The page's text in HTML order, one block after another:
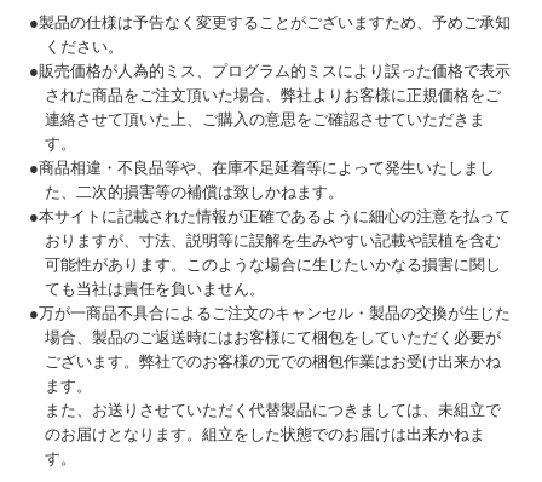
●製品の仕様は予告なく変更することがございますため、予めご承知
ください。
●販売価格が人為的ミス、プログラム的ミスにより誤った価格で表示
された商品をご注文頂いた場合、弊社よりお客様に正規価格をご
連絡させて頂いた上、ご購入の意思をご確認させていただきま
す。
●商品相違・不良品等や、在庫不足延着等によって発生いたしまし
た、二次的損害等の補償は致しかねます。
●本サイトに記載された情報が正確であるように細心の注意を払って
おりますが、寸法、説明等に誤解を生みやすい記載や誤植を含む
可能性があります。このような場合に生じたいかなる損害に関し
ても当社は責任を負いません。
●万が一商品不具合によるご注文のキャンセル・製品の交換が生じた
場合、製品のご返送時にはお客様にて梱包をしていただく必要が
ございます。弊社でのお客様の元での梱包作業はお受け出来かね
ます。
また、お送りさせていただく代替製品につきましては、未組立で
のお届けとなります。組立をした状態でのお届けは出来かねま
す。